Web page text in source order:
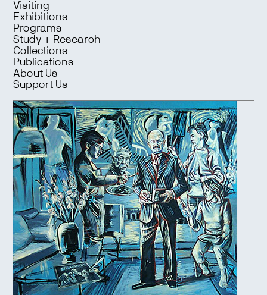
Visiting
Exhibitions
Programs
Study + Research
Collections
Publications
About Us
Support Us